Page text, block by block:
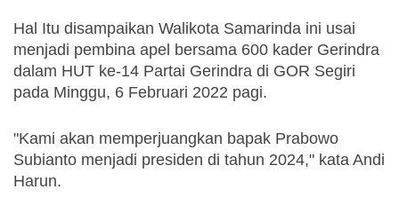
Hal Itu disampaikan Walikota Samarinda ini usai
menjadi pembina apel bersama 600 kader Gerindra
dalam HUT ke-14 Partai Gerindra di GOR Segiri
pada Minggu, 6 Februari 2022 pagi.
"Kami akan memperjuangkan bapak Prabowo
Subianto menjadi presiden di tahun 2024," kata Andi
Harun.